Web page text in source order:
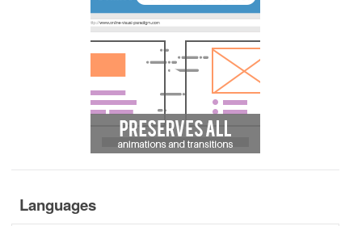
Languages